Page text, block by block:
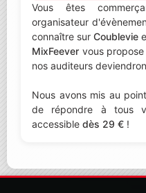
Vous êtes
organisateur
connaître sur Coublevie
MixFeever vous
nos auditeurs
Nous avons mis au
de répondre à tous
accessible dès 29 € !